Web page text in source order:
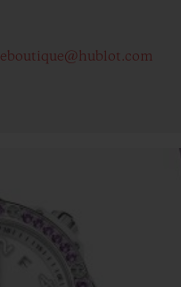
eboutique@hublot.com